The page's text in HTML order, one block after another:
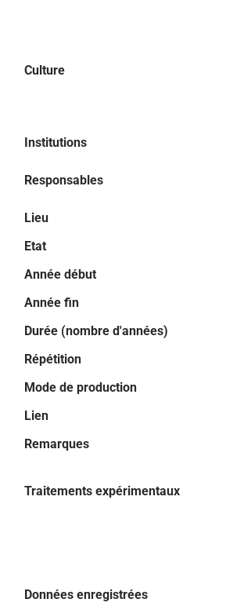
Culture
Institutions
Responsables
Lieu
Etat
Année début
Année fin
Durée (nombre d'années)
Répétition
Mode de production
Lien
Remarques
Traitements expérimentaux
Données enregistrées